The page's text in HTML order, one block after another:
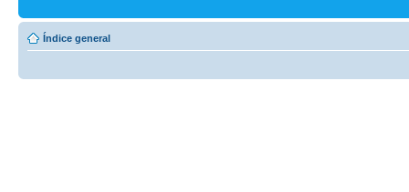
Índice general